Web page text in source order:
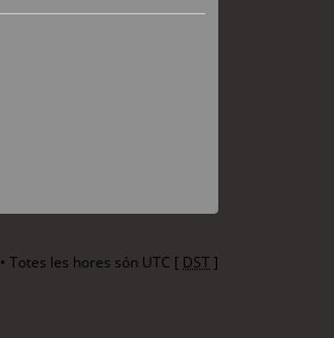
• Totes les hores són UTC [ DST]